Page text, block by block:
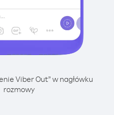
Viber Out” w nagłówku
rozmowy